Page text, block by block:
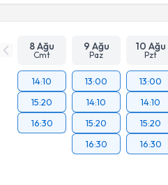
8 Ağu
Cmt
9 Ağu
Paz
10 Ağu
Pzt
14:10
15:20
16:30
13:00
14:10
15:20
16:30
13:00
14:10
15:20
16:30